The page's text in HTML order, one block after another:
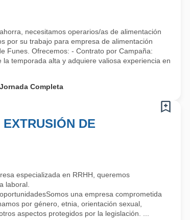
necesitamos operarios/as de alimentación
por su trabajo para empresa de alimentación
Funes. Ofrecemos: - Contrato por Campaña:
temporada alta y adquiere valiosa experiencia en
Jornada Completa
DE
especializada en RRHH, queremos
laboral.
una empresa comprometida
por género, etnia, orientación sexual,
aspectos protegidos por la legislación. ...